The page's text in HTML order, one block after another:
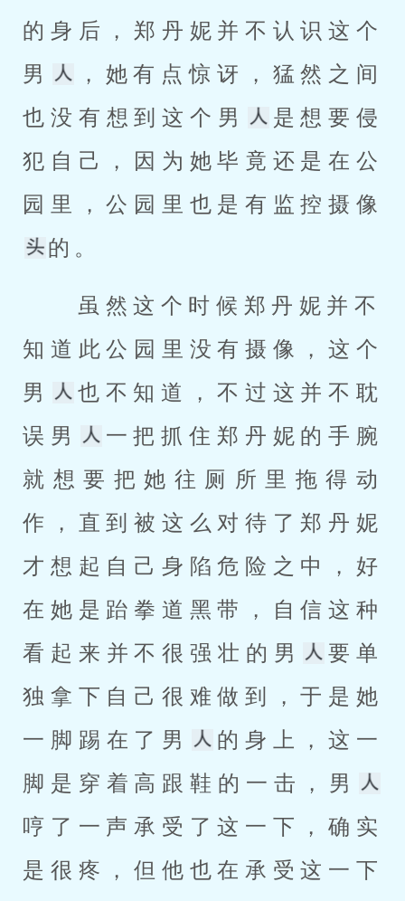
的身后，郑丹妮并不认识这个
男
，她有点惊讶，猛然之间
也没有想到这个男
是想要侵
犯自己，因为她毕竟还是在公
园里，公园里也是有监控摄像
的。
知道此公园里没有摄像，这个
男
也不知道，不过这并不耽
误男
一把抓住郑丹妮的手腕
就想要把她往厕所里拖得动
作，直到被这么对待了郑丹妮
才想起自己身陷危险之中，好
在她是跆拳道黑带，自信这种
看起来并不很强壮的男
要单
独拿下自己很难做到，于是她
一脚踢在了男
的身上，这一
脚是穿着高跟鞋的一击，男
哼了一声承受了这一下，确实
是很疼，但他也在承受这一下